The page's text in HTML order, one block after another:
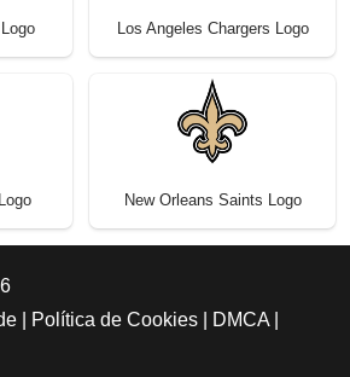
Los Angeles Chargers Logo
New Orleans Saints Logo
Política de Cookies DMCA